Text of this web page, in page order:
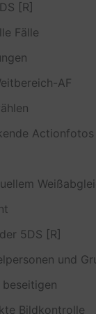
[R]
Fälle
AF
Actionfotos
5DS [R]
und
Bildkontrolle